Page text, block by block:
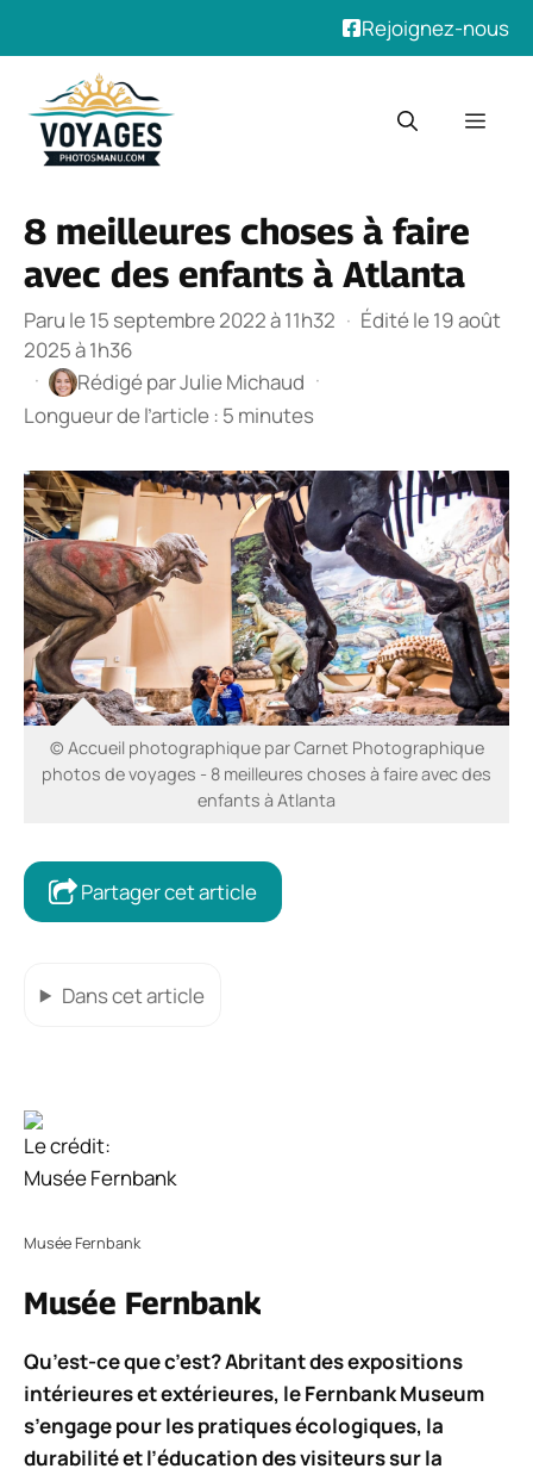
Rejoignez-nous
contenu
8 meilleures choses à faire
avec des enfants à Atlanta
Paru le 15 septembre 2022 à 11h32 · Édité le 19 août
2025 à 1h36
·
Rédigé parJulie Michaud ·
Longueur de l’article : 5 minutes
© Accueil photographique par Carnet Photographique
photos de voyages - 8 meilleures choses à faire avec des
enfants à Atlanta
Partager cet article
Dans cet article
Le crédit:
Musée Fernbank
Musée Fernbank
Musée Fernbank
Qu’est-ce que c’est? Abritant des expositions
intérieures et extérieures, le Fernbank Museum
s’engage pour les pratiques écologiques, la
durabilité et l’éducation des visiteurs sur la